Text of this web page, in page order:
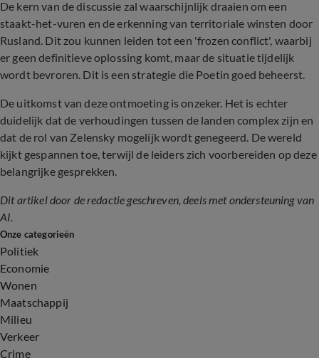
De kern van de discussie zal waarschijnlijk draaien om een
staakt-het-vuren en de erkenning van territoriale winsten door
Rusland. Dit zou kunnen leiden tot een 'frozen conflict', waarbij
er geen definitieve oplossing komt, maar de situatie tijdelijk
wordt bevroren. Dit is een strategie die Poetin goed beheerst.
De uitkomst van deze ontmoeting is onzeker. Het is echter
duidelijk dat de verhoudingen tussen de landen complex zijn en
dat de rol van Zelensky mogelijk wordt genegeerd. De wereld
kijkt gespannen toe, terwijl de leiders zich voorbereiden op deze
belangrijke gesprekken.
Dit artikel door de redactie geschreven, deels met ondersteuning van
AI.
Onze categorieën
Politiek
Economie
Wonen
Maatschappij
Milieu
Verkeer
Crime